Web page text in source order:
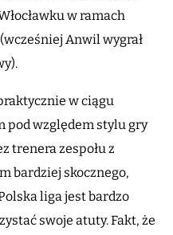
w ramach
Anwil wygrał
w ciągu
pod względem stylu gry
trenera zespołu z
bardziej skocznego,
liga jest bardzo
swoje atuty. Fakt, że